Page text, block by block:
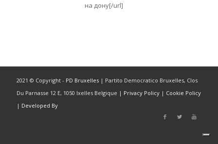
на дону[/url]
2021 © Copyright - PD Bruxelles| Partito Democratico Bruxelles, Clos
Du Parnasse 12 E, 1050 Ixelles Belgique | Privacy Policy| Cookie Policy
| Developed By